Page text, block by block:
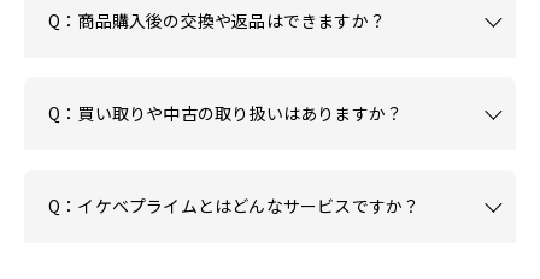
Q：商品購入後の交換や返品はできますか？
Q：買い取りや中古の取り扱いはありますか？
Q：イケベプライムとはどんなサービスですか？